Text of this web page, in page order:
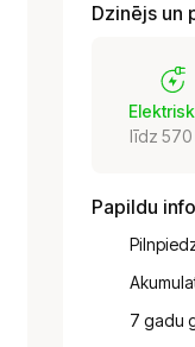
Dzinējs un
līdz 570
Papildu
7 gadu